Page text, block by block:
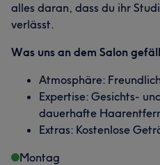
alles daran, dass du ihr
verlässt.
Was uns an dem Salon
Atmosphäre:
Expertise: Gesichts-
dauerhafte
Extras: Kostenlose
Montag